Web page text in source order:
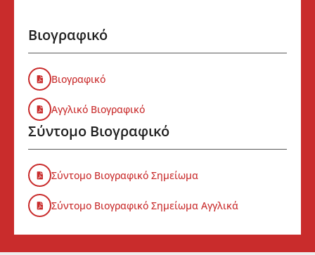
Βιογραφικό
Βιογραφικό
Αγγλικό Βιογραφικό
Σύντομο Βιογραφικό
Σύντομο Βιογραφικό Σημείωμα
Σύντομο Βιογραφικό Σημείωμα Αγγλικά